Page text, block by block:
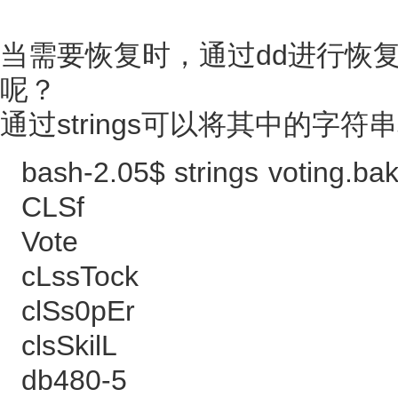
当需要恢复时，通过dd进行恢
呢？
通过strings可以将其中的字符
bash-2.05$ strings
CLSf
Vote
cLssTock
clSs0pEr
clsSkilL
db480-5